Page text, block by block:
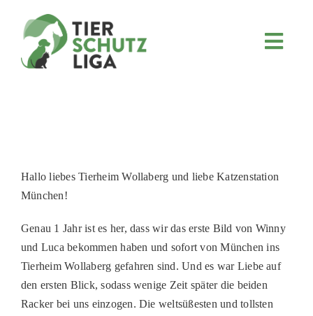
4KIDS
TIERHEIME
Hallo liebes Tierheim Wollaberg und liebe Katzenstation
München!
Genau 1 Jahr ist es her, dass wir das erste Bild von Winny
und Luca bekommen haben und sofort von München ins
Tierheim Wollaberg gefahren sind. Und es war Liebe auf
den ersten Blick, sodass wenige Zeit später die beiden
Racker bei uns einzogen. Die weltsüßesten und tollsten